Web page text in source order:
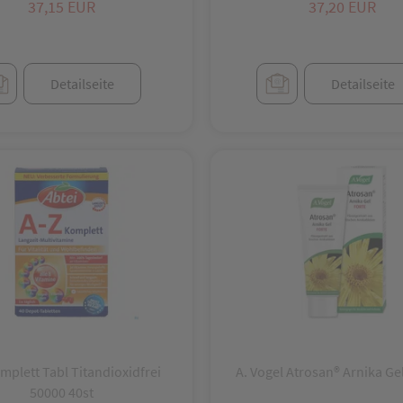
wohl.versorgt
37,15 EUR
Detailseite
37,20 EUR
Detailseite
Tabl Titandioxidfrei
50000 40st
A. Vogel Atrosan® Arnika